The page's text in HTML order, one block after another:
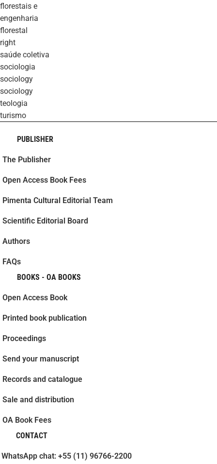
florestais e
engenharia
florestal
right
saúde coletiva
sociologia
sociology
sociology
teologia
turismo
PUBLISHER
The Publisher
Open Access Book Fees
Pimenta Cultural Editorial Team
Scientific Editorial Board
Authors
FAQs
BOOKS - OA BOOKS
Open Access Book
Printed book publication
Proceedings
Send your manuscript
Records and catalogue
Sale and distribution
OA Book Fees
CONTACT
WhatsApp chat: +55 (11) 96766-2200